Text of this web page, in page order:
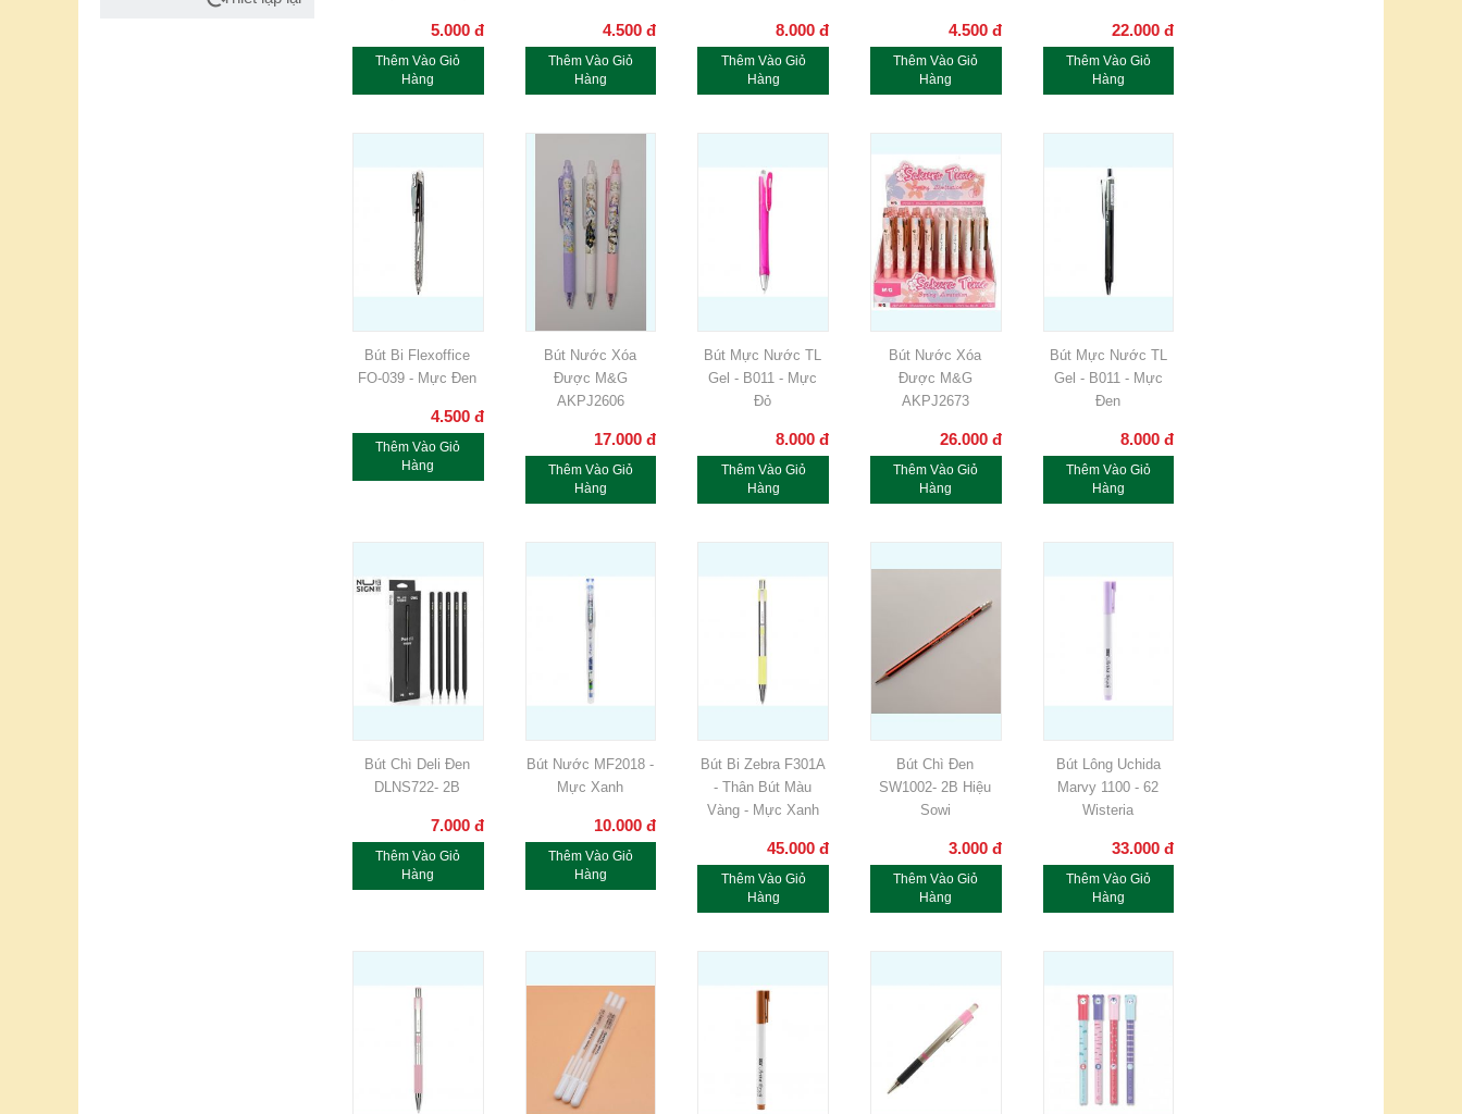
5.000 đ
Thêm Vào Giỏ
Hàng
4.500 đ
Thêm Vào Giỏ
Hàng
8.000 đ
Thêm Vào Giỏ
Hàng
4.500 đ
Thêm Vào Giỏ
Hàng
22.000 đ
Thêm Vào Giỏ
Hàng
Bút Bi Flexoffice
FO-039 - Mực Đen
4.500 đ
Thêm Vào Giỏ
Hàng
Bút Nước Xóa
Được M&G
AKPJ2606
17.000 đ
Thêm Vào Giỏ
Hàng
Bút Mực Nước TL
Gel - B011 - Mực
Đỏ
8.000 đ
Thêm Vào Giỏ
Hàng
Bút Nước Xóa
Được M&G
AKPJ2673
26.000 đ
Thêm Vào Giỏ
Hàng
Bút Mực Nước TL
Gel - B011 - Mực
Đen
8.000 đ
Thêm Vào Giỏ
Hàng
Bút Chì Deli Đen
DLNS722- 2B
7.000 đ
Thêm Vào Giỏ
Hàng
Bút Nước MF2018 -
Mực Xanh
10.000 đ
Thêm Vào Giỏ
Hàng
Bút Bi Zebra F301A
- Thân Bút Màu
Vàng - Mực Xanh
45.000 đ
Thêm Vào Giỏ
Hàng
Bút Chì Đen
SW1002- 2B Hiệu
Sowi
3.000 đ
Thêm Vào Giỏ
Hàng
Bút Lông Uchida
Marvy 1100 - 62
Wisteria
33.000 đ
Thêm Vào Giỏ
Hàng